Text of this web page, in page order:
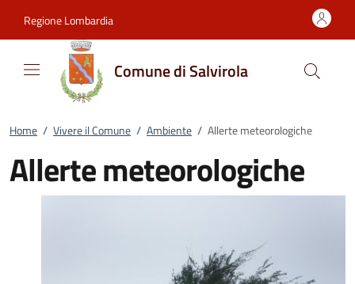
Regione Lombardia
Comune di Salvirola
Home / Vivere il Comune / Ambiente / Allerte meteorologiche
Allerte meteorologiche